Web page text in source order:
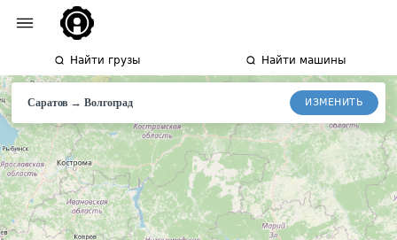
Найти грузы Найти машины
Саратов →Волгоград ИЗМЕНИТЬ